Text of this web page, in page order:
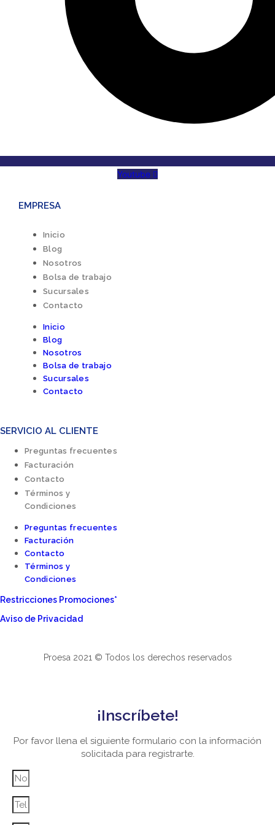
Youtube
EMPRESA
Inicio
Blog
Nosotros
Bolsa de trabajo
Sucursales
Contacto
Inicio
Blog
Nosotros
Bolsa de trabajo
Sucursales
Contacto
SERVICIO AL CLIENTE
Preguntas frecuentes
Facturación
Contacto
Términos y
Condiciones
Preguntas frecuentes
Facturación
Contacto
Términos y
Condiciones
Restricciones Promociones*
Aviso de Privacidad
Proesa 2021 © Todos los derechos reservados
¡Inscríbete!
Por favor llena el siguiente formulario con la información
solicitada para registrarte.